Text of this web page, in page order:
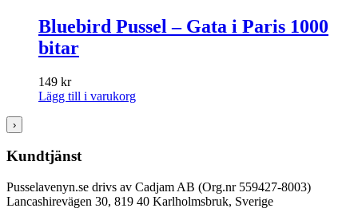
Bluebird Pussel – Gata i Paris 1000
bitar
149 kr
Lägg till i varukorg
›
Kundtjänst
Pusselavenyn.se drivs av Cadjam AB (Org.nr 559427-8003)
Lancashirevägen 30, 819 40 Karlholmsbruk, Sverige